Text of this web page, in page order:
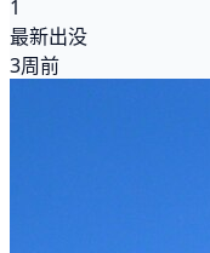
1
最新出没
3周前